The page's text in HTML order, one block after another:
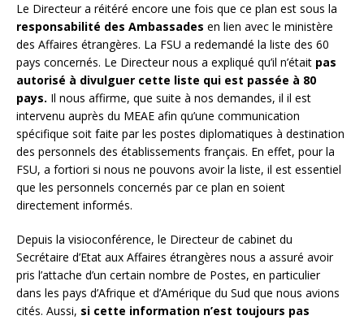
Le Directeur a réitéré encore une fois que ce plan est sous la
responsabilité des Ambassades en lien avec le ministère
des Affaires étrangères. La FSU a redemandé la liste des 60
pays concernés. Le Directeur nous a expliqué qu’il n’était pas
autorisé à divulguer cette liste qui est passée à 80
pays. Il nous affirme, que suite à nos demandes, il il est
intervenu auprès du MEAE afin qu’une communication
spécifique soit faite par les postes diplomatiques à destination
des personnels des établissements français. En effet, pour la
FSU, a fortiori si nous ne pouvons avoir la liste, il est essentiel
que les personnels concernés par ce plan en soient
directement informés.
Depuis la visioconférence, le Directeur de cabinet du
Secrétaire d’Etat aux Affaires étrangères nous a assuré avoir
pris l’attache d’un certain nombre de Postes, en particulier
dans les pays d’Afrique et d’Amérique du Sud que nous avions
cités. Aussi, si cette information n’est toujours pas